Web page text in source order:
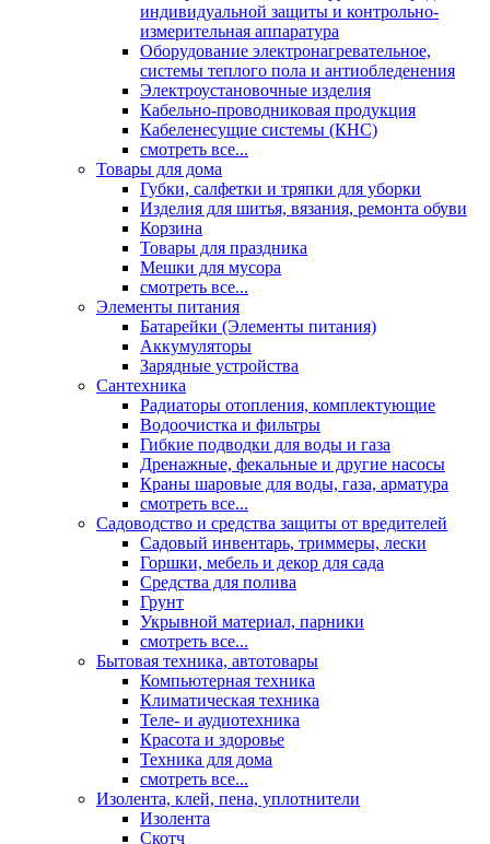
индивидуальной защиты и контрольно-
измерительная аппаратура
Оборудование электронагревательное,
системы теплого пола и антиобледенения
Электроустановочные изделия
Кабельно-проводниковая продукция
Кабеленесущие системы (КНС)
смотреть все...
Товары для дома
Губки, салфетки и тряпки для уборки
Изделия для шитья, вязания, ремонта обуви
Корзина
Товары для праздника
Мешки для мусора
смотреть все...
Элементы питания
Батарейки (Элементы питания)
Аккумуляторы
Зарядные устройства
Сантехника
Радиаторы отопления, комплектующие
Водоочистка и фильтры
Гибкие подводки для воды и газа
Дренажные, фекальные и другие насосы
Краны шаровые для воды, газа, арматура
смотреть все...
Садоводство и средства защиты от вредителей
Садовый инвентарь, триммеры, лески
Горшки, мебель и декор для сада
Средства для полива
Грунт
Укрывной материал, парники
смотреть все...
Бытовая техника, автотовары
Компьютерная техника
Климатическая техника
Теле- и аудиотехника
Красота и здоровье
Техника для дома
смотреть все...
Изолента, клей, пена, уплотнители
Изолента
Скотч